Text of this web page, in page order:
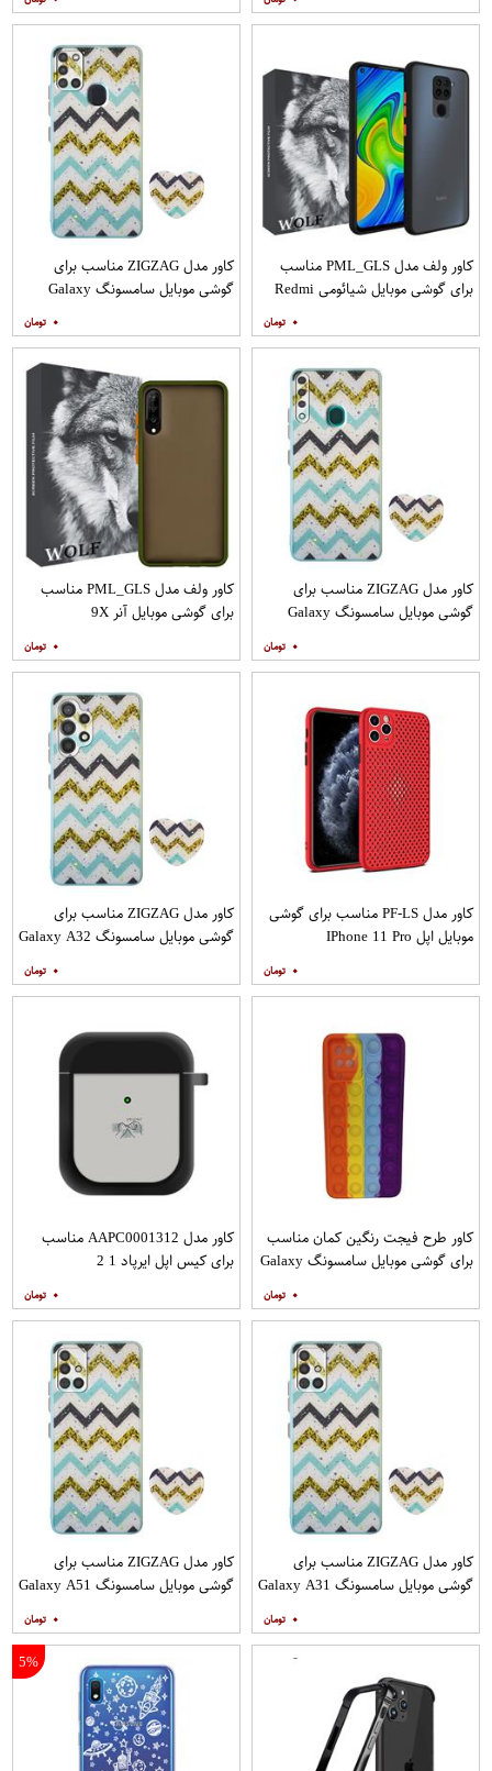
مات
کاور ولف مدل PML_GLS مناسب
برای گوشی موبایل شیائومی Redmi
۰
کاور مدل ZIGZAG مناسب برای
گوشی موبایل سامسونگ Galaxy
۰
کاور مدل ZIGZAG مناسب برای
گوشی موبایل سامسونگ Galaxy
۰
کاور ولف مدل PML_GLS مناسب
برای گوشی موبایل آنر 9X
۰
کاور مدل PF-LS مناسب برای گوشی
موبایل اپل IPhone 11 Pro
۰
کاور مدل ZIGZAG مناسب برای
گوشی موبایل سامسونگ Galaxy A32
۰
کاور طرح فیجت رنگین کمان مناسب
برای گوشی موبایل سامسونگ Galaxy
۰
کاور مدل AAPC0001312 مناسب
برای کیس اپل ایرپاد 1 2
۰
کاور مدل ZIGZAG مناسب برای
گوشی موبایل سامسونگ Galaxy A31
۰
کاور مدل ZIGZAG مناسب برای
گوشی موبایل سامسونگ Galaxy A51
۰
5%